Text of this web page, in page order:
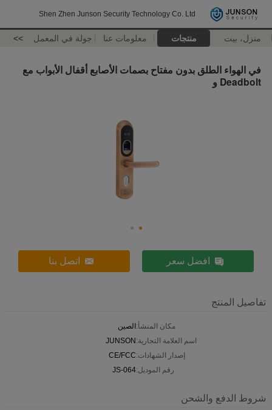
Shen Zhen Junson Security Technology Co. Ltd
منزل، بيت منتجات معلومات عنا جولة في المعمل >>
في الهواء الطلق بدون مفتاح بصمات الأصابع أقفال الأبواب مع
Deadbolt و
افضل سعر اتصل بنا
تفاصيل المنتج
مكان المنشأ:الصين
اسم العلامة التجارية:JUNSON
إصدار الشهادات:CE/FCC
رقم الموديل:JS-064
شروط الدفع والشحن